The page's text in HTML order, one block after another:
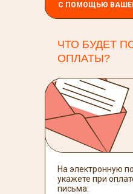
С ПОМОЩЬЮ ВАШЕЙ
На электронную
укажете при
письма:
ЧТО БУДЕТ
ОПЛАТЫ?